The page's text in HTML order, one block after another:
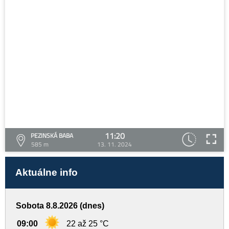
PEZINSKÁ BABA
585 m
11:20
13. 11. 2024
Aktuálne info
Sobota 8.8.2026 (dnes)
09:00 22 až 25 °C